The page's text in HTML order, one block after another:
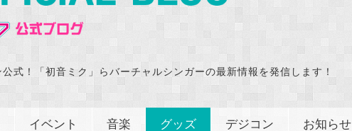
式！「初音ミク」らバーチャルシンガーの最新情報を発信します！
イベント 音楽 グッズ デジコン お知らせ